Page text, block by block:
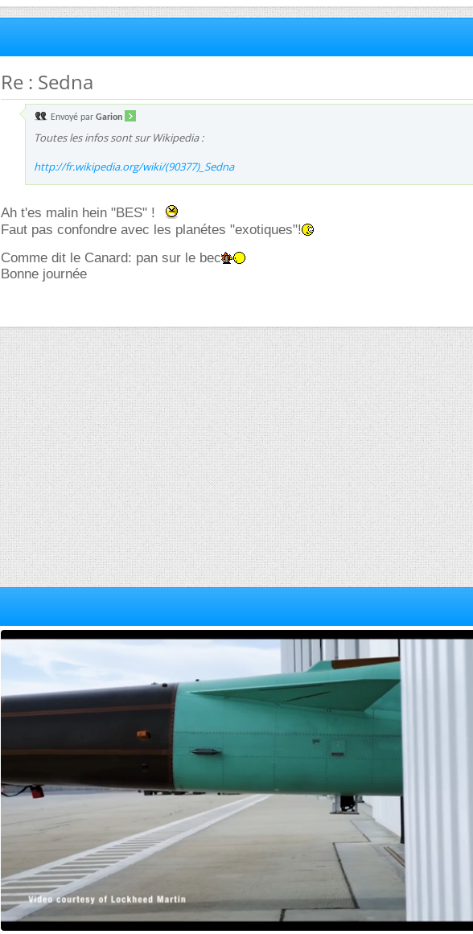
Re : Sedna
Envoyé par Garion
Toutes les infos sont sur Wikipedia :
http://fr.wikipedia.org/wiki/(90377)_Sedna
Ah t'es malin hein "BES" !
Faut pas confondre avec les planétes "exotiques"!
Comme dit le Canard: pan sur le bec
Bonne journée